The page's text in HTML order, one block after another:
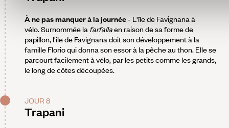
À ne pas manquer à la journée - L'île de Favignana à
vélo. Surnommée la farfallaen raison de sa forme de
papillon, l'île de Favignana doit son développement à la
famille Florio qui donna son essor à la pêche au thon. Elle se
parcourt facilement à vélo, par les petits comme les grands,
le long de côtes découpées.
JOUR 8
Trapani